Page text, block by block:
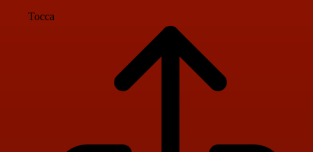
Tocca